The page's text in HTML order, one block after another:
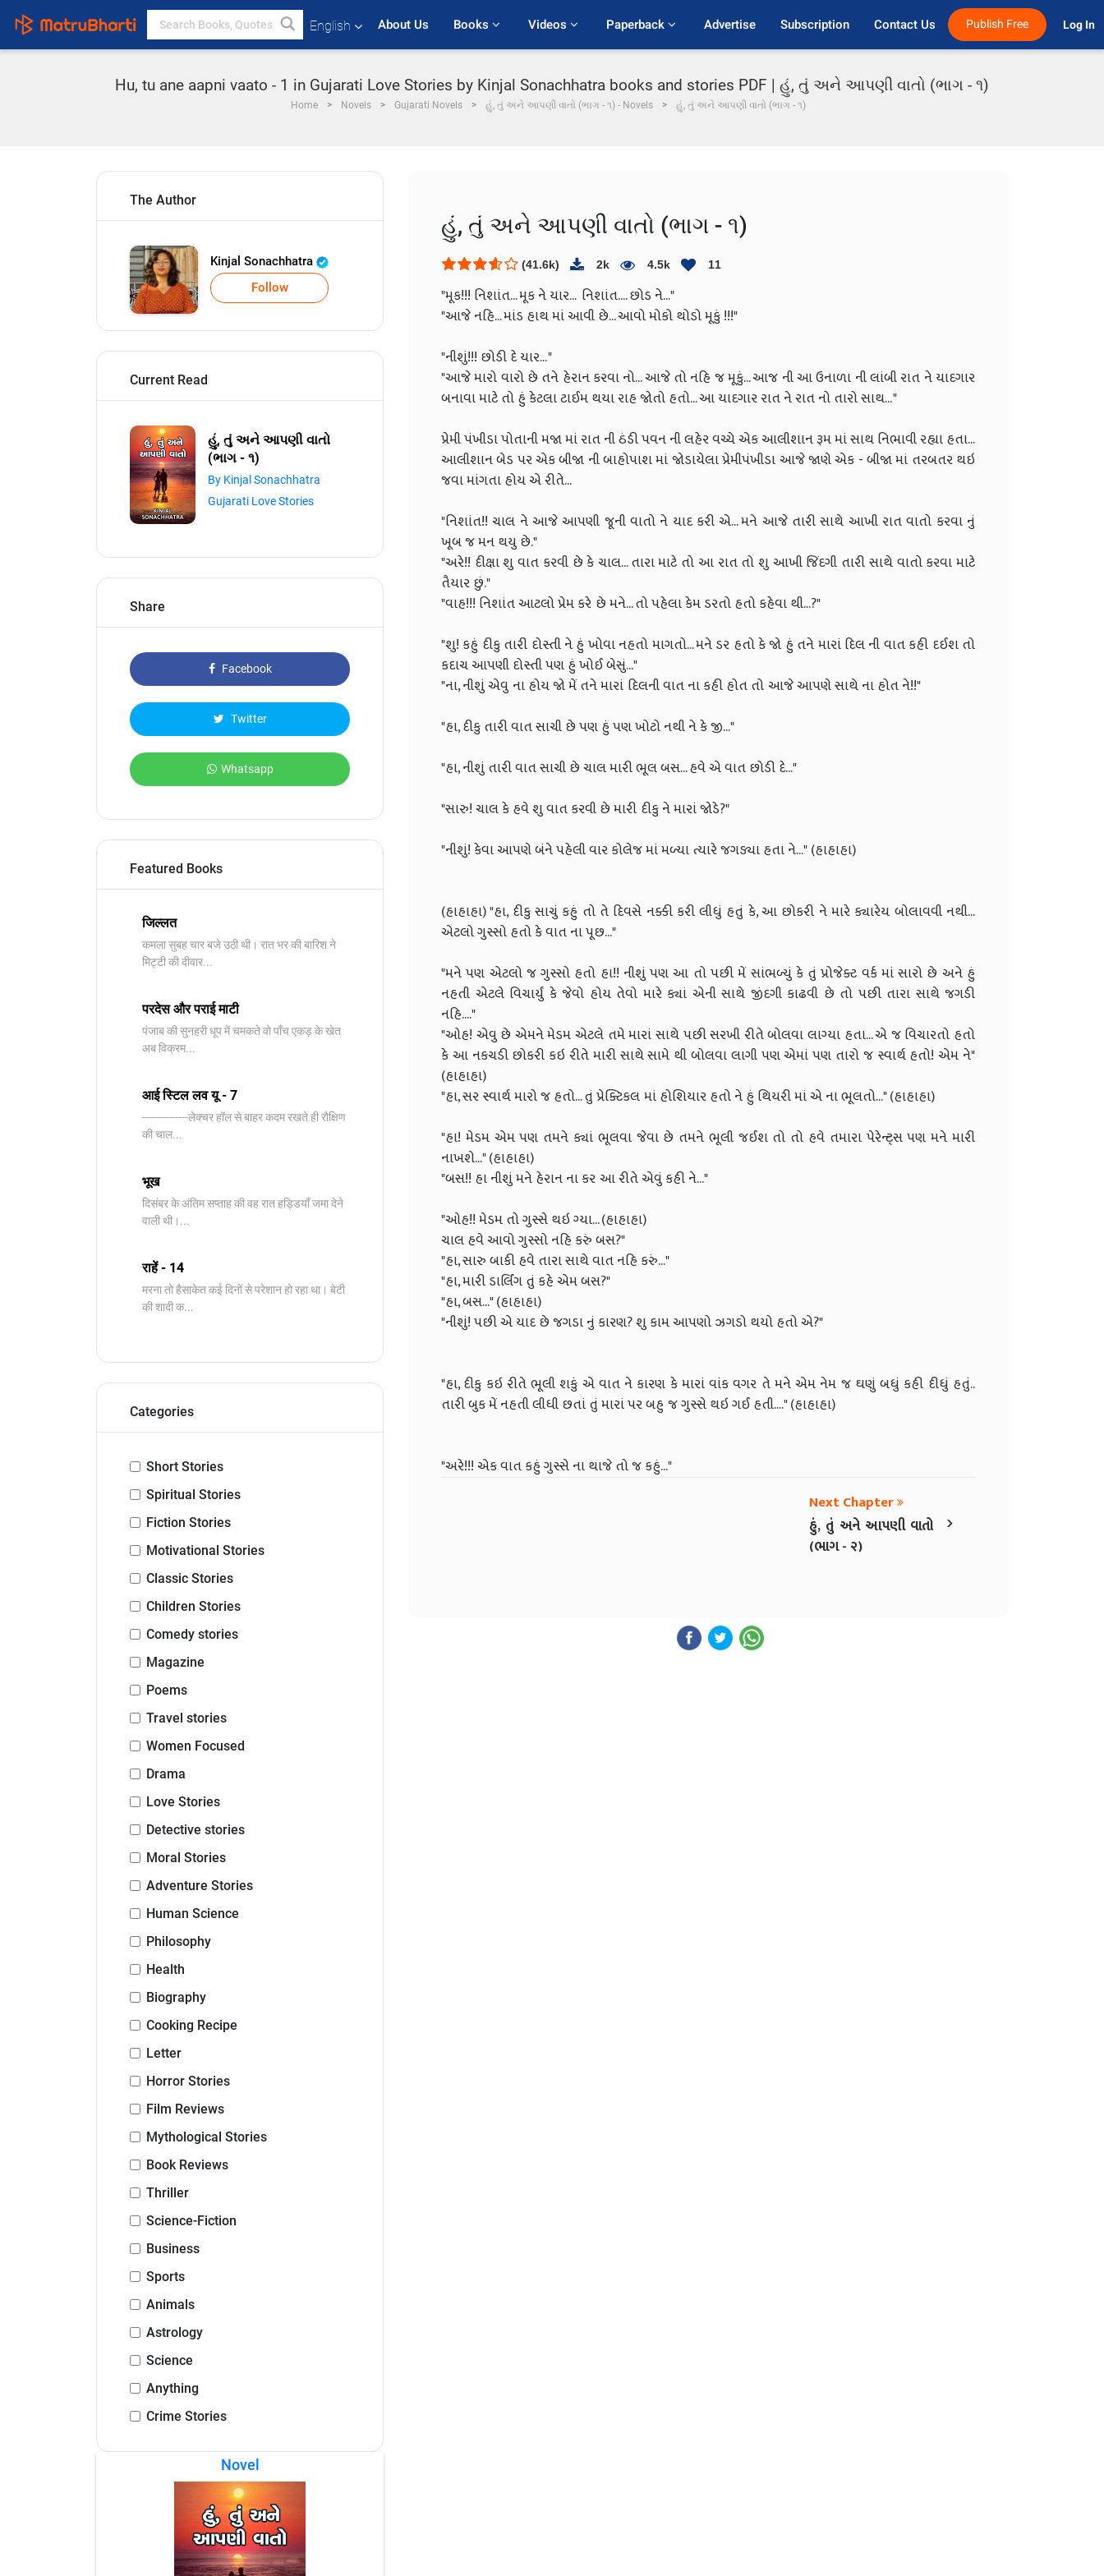
English About Us Books Videos Paperback Advertise Subscription Contact Us Publish Free Log In
Hu, tu ane aapni vaato - 1 in Gujarati Love Stories by Kinjal Sonachhatra books and stories PDF | હું, તું અને આપણી વાતો (ભાગ - ૧)
Home Novels Gujarati Novels હું, તું અને આપણી વાતો (ભાગ - ૧) - Novels હું, તું અને આપણી વાતો (ભાગ - ૧)
The Author
Kinjal Sonachhatra
Follow
Current Read
હું, તું અને આપણી વાતો
(ભાગ - ૧)
By Kinjal Sonachhatra
Gujarati Love Stories
Share
Facebook
Twitter
Whatsapp
Featured Books
जिल्लत
कमला सुबह चार बजे उठी थी। रात भर की बारिश ने
मिट्टी की दीवार...
परदेस और पराई माटी
पंजाब की सुनहरी धूप में चमकते वो पाँच एकड़ के खेत
अब विक्रम...
आई स्टिल लव यू - 7
--------------​लेक्चर हॉल से बाहर कदम रखते ही रौक्षिण
की चाल...
भूख
दिसंबर के अंतिम सप्ताह की वह रात हड्डियाँ जमा देने
वाली थी।...
राहें - 14
मरना तो हैसाकेत कई दिनों से परेशान हो रहा था। बेटी
की शादी क...
Categories
Short Stories
Spiritual Stories
Fiction Stories
Motivational Stories
Classic Stories
Children Stories
Comedy stories
Magazine
Poems
Travel stories
Women Focused
Drama
Love Stories
Detective stories
Moral Stories
Adventure Stories
Human Science
Philosophy
Health
Biography
Cooking Recipe
Letter
Horror Stories
Film Reviews
Mythological Stories
Book Reviews
Thriller
Science-Fiction
Business
Sports
Animals
Astrology
Science
Anything
Crime Stories
Novel
હું, તું અને આપણી વાતો (ભાગ - ૧)
(41.6k) 2k 4.5k 11
"મૂક!!! નિશાંત... મૂક ને યાર... નિશાંત.... છોડ ને..."
"આજે નહિ... માંડ હાથ માં આવી છે... આવો મોકો થોડો મૂકું !!!"
"નીશું!!! છોડી દે યાર... "
"આજે મારો વારો છે તને હેરાન કરવા નો... આજે તો નહિ જ મૂકું... આજ ની આ ઉનાળા ની લાંબી રાત ને યાદગાર
બનાવા માટે તો હું કેટલા ટાઈમ થયા રાહ જોતો હતો... આ યાદગાર રાત ને રાત નો તારો સાથ... "
પ્રેમી પંખીડા પોતાની મજા માં રાત ની ઠંડી પવન ની લહેર વચ્ચે એક આલીશાન રૂમ માં સાથ નિભાવી રહ્યા હતા...
આલીશાન બેડ પર એક બીજા ની બાહોપાશ માં જોડાયેલા પ્રેમીપંખીડા આજે જાણે એક - બીજા માં તરબતર થઇ
જવા માંગતા હોય એ રીતે...
"નિશાંત!! ચાલ ને આજે આપણી જૂની વાતો ને યાદ કરી એ... મને આજે તારી સાથે આખી રાત વાતો કરવા નું
ખૂબ જ મન થયુ છે."
"અરે!! દીક્ષા શુ વાત કરવી છે કે ચાલ... તારા માટે તો આ રાત તો શુ આખી જિંદગી તારી સાથે વાતો કરવા માટે
તૈયાર છું."
"વાહ!!! નિશાંત આટલો પ્રેમ કરે છે મને... તો પહેલા કેમ ડરતો હતો કહેવા થી...?"
"શુ! કહું દીકુ તારી દોસ્તી ને હું ખોવા નહતો માગતો... મને ડર હતો કે જો હું તને મારાં દિલ ની વાત કહી દઈશ તો
કદાચ આપણી દોસ્તી પણ હું ખોઈ બેસું..."
"ના, નીશું એવુ ના હોય જો મેં તને મારાં દિલની વાત ના કહી હોત તો આજે આપણે સાથે ના હોત ને!!"
"હા, દીકુ તારી વાત સાચી છે પણ હું પણ ખોટો નથી ને કે જી..."
"હા, નીશું તારી વાત સાચી છે ચાલ મારી ભૂલ બસ... હવે એ વાત છોડી દે..."
"સારુ! ચાલ કે હવે શુ વાત કરવી છે મારી દીકુ ને મારાં જોડે?"
"નીશું! કેવા આપણે બંને પહેલી વાર કોલેજ માં મળ્યા ત્યારે જગડ્યા હતા ને..." (હાહાહા)
(હાહાહા) "હા, દીકુ સાચું કહું તો તે દિવસે નક્કી કરી લીધું હતું કે, આ છોકરી ને મારે ક્યારેય બોલાવવી નથી...
એટલો ગુસ્સો હતો કે વાત ના પૂછ..."
"મને પણ એટલો જ ગુસ્સો હતો હા!! નીશું પણ આ તો પછી મેં સાંભળ્યું કે તું પ્રોજેક્ટ વર્ક માં સારો છે અને હું
નહતી એટલે વિચાર્યું કે જેવો હોય તેવો મારે ક્યાં એની સાથે જીંદગી કાઢવી છે તો પછી તારા સાથે જગડી
નહિ...."
"ઓહ! એવુ છે એમને મેડમ એટલે તમે મારાં સાથે પછી સરખી રીતે બોલવા લાગ્યા હતા... એ જ વિચારતો હતો
કે આ નકચડી છોકરી કઇ રીતે મારી સાથે સામે થી બોલવા લાગી પણ એમાં પણ તારો જ સ્વાર્થ હતો! એમ ને"
(હાહાહા)
"હા, સર સ્વાર્થ મારો જ હતો... તું પ્રેક્ટિકલ માં હોશિયાર હતો ને હું થિયરી માં એ ના ભૂલતો..." (હાહાહા)
"હા! મેડમ એમ પણ તમને ક્યાં ભૂલવા જેવા છે તમને ભૂલી જઈશ તો તો હવે તમારા પેરેન્ટ્સ પણ મને મારી
નાખશે..." (હાહાહા)
"બસ!! હા નીશું મને હેરાન ના કર આ રીતે એવું કહી ને..."
"ઓહ!! મેડમ તો ગુસ્સે થઇ ગ્યા... (હાહાહા)
ચાલ હવે આવો ગુસ્સો નહિ કરું બસ?"
"હા, સારુ બાકી હવે તારા સાથે વાત નહિ કરું..."
"હા, મારી ડાર્લિંગ તું કહે એમ બસ?"
"હા, બસ..." (હાહાહા)
"નીશું! પછી એ યાદ છે જગડા નું કારણ? શુ કામ આપણો ઝગડો થયો હતો એ?"
"હા, દીકુ કઇ રીતે ભૂલી શકું એ વાત ને કારણ કે મારાં વાંક વગર તે મને એમ નેમ જ ઘણું બધું કહી દીધું હતું..
તારી બુક મેં નહતી લીધી છતાં તું મારાં પર બહુ જ ગુસ્સે થઇ ગઈ હતી...." (હાહાહા)
"અરે!!! એક વાત કહું ગુસ્સે ના થાજે તો જ કહું..."
›
Next Chapter
હું, તું અને આપણી વાતો
(ભાગ - ૨)